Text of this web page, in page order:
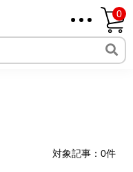
0
対象記事：0件